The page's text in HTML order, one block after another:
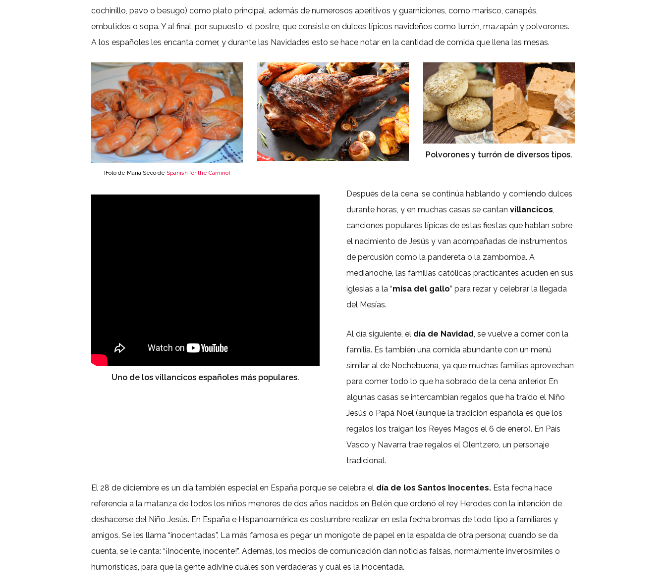
cochinillo, pavo o besugo) como plato principal, además de numerosos aperitivos y guarniciones, como marisco, canapés,
embutidos o sopa. Y al final, por supuesto, el postre, que consiste en dulces típicos navideños como turrón, mazapán y polvorones.
A los españoles les encanta comer, y durante las Navidades esto se hace notar en la cantidad de comida que llena las mesas.
[Foto de María Seco de Spanish for the Camino]
Polvorones y turrón de diversos tipos.
Uno de los villancicos españoles más populares.
Después de la cena, se continúa hablando y comiendo dulces
durante horas, y en muchas casas se cantan villancicos,
canciones populares típicas de estas fiestas que hablan sobre
el nacimiento de Jesús y van acompañadas de instrumentos
de percusión como la pandereta o la zambomba. A
medianoche, las familias católicas practicantes acuden en sus
iglesias a la “misa del gallo” para rezar y celebrar la llegada
del Mesías.
Al día siguiente, el día de Navidad, se vuelve a comer con la
familia. Es también una comida abundante con un menú
similar al de Nochebuena, ya que muchas familias aprovechan
para comer todo lo que ha sobrado de la cena anterior. En
algunas casas se intercambian regalos que ha traído el Niño
Jesús o Papá Noel (aunque la tradición española es que los
regalos los traigan los Reyes Magos el 6 de enero). En País
Vasco y Navarra trae regalos el Olentzero, un personaje
tradicional.
El 28 de diciembre es un día también especial en España porque se celebra el día de los Santos Inocentes. Esta fecha hace
referencia a la matanza de todos los niños menores de dos años nacidos en Belén que ordenó el rey Herodes con la intención de
deshacerse del Niño Jesús. En España e Hispanoamérica es costumbre realizar en esta fecha bromas de todo tipo a familiares y
amigos. Se les llama “inocentadas”. La más famosa es pegar un monigote de papel en la espalda de otra persona; cuando se da
cuenta, se le canta: “¡Inocente, inocente!”. Además, los medios de comunicación dan noticias falsas, normalmente inverosímiles o
humorísticas, para que la gente adivine cuáles son verdaderas y cuál es la inocentada.